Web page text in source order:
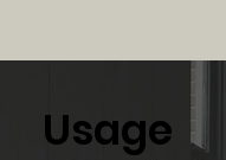
Usage